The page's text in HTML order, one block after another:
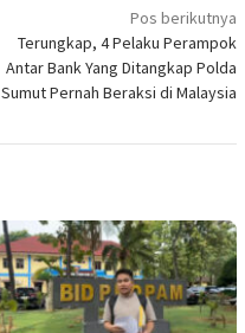
Pos berikutnya
Terungkap, 4 Pelaku Perampok
Antar Bank Yang Ditangkap Polda
Sumut Pernah Beraksi di Malaysia